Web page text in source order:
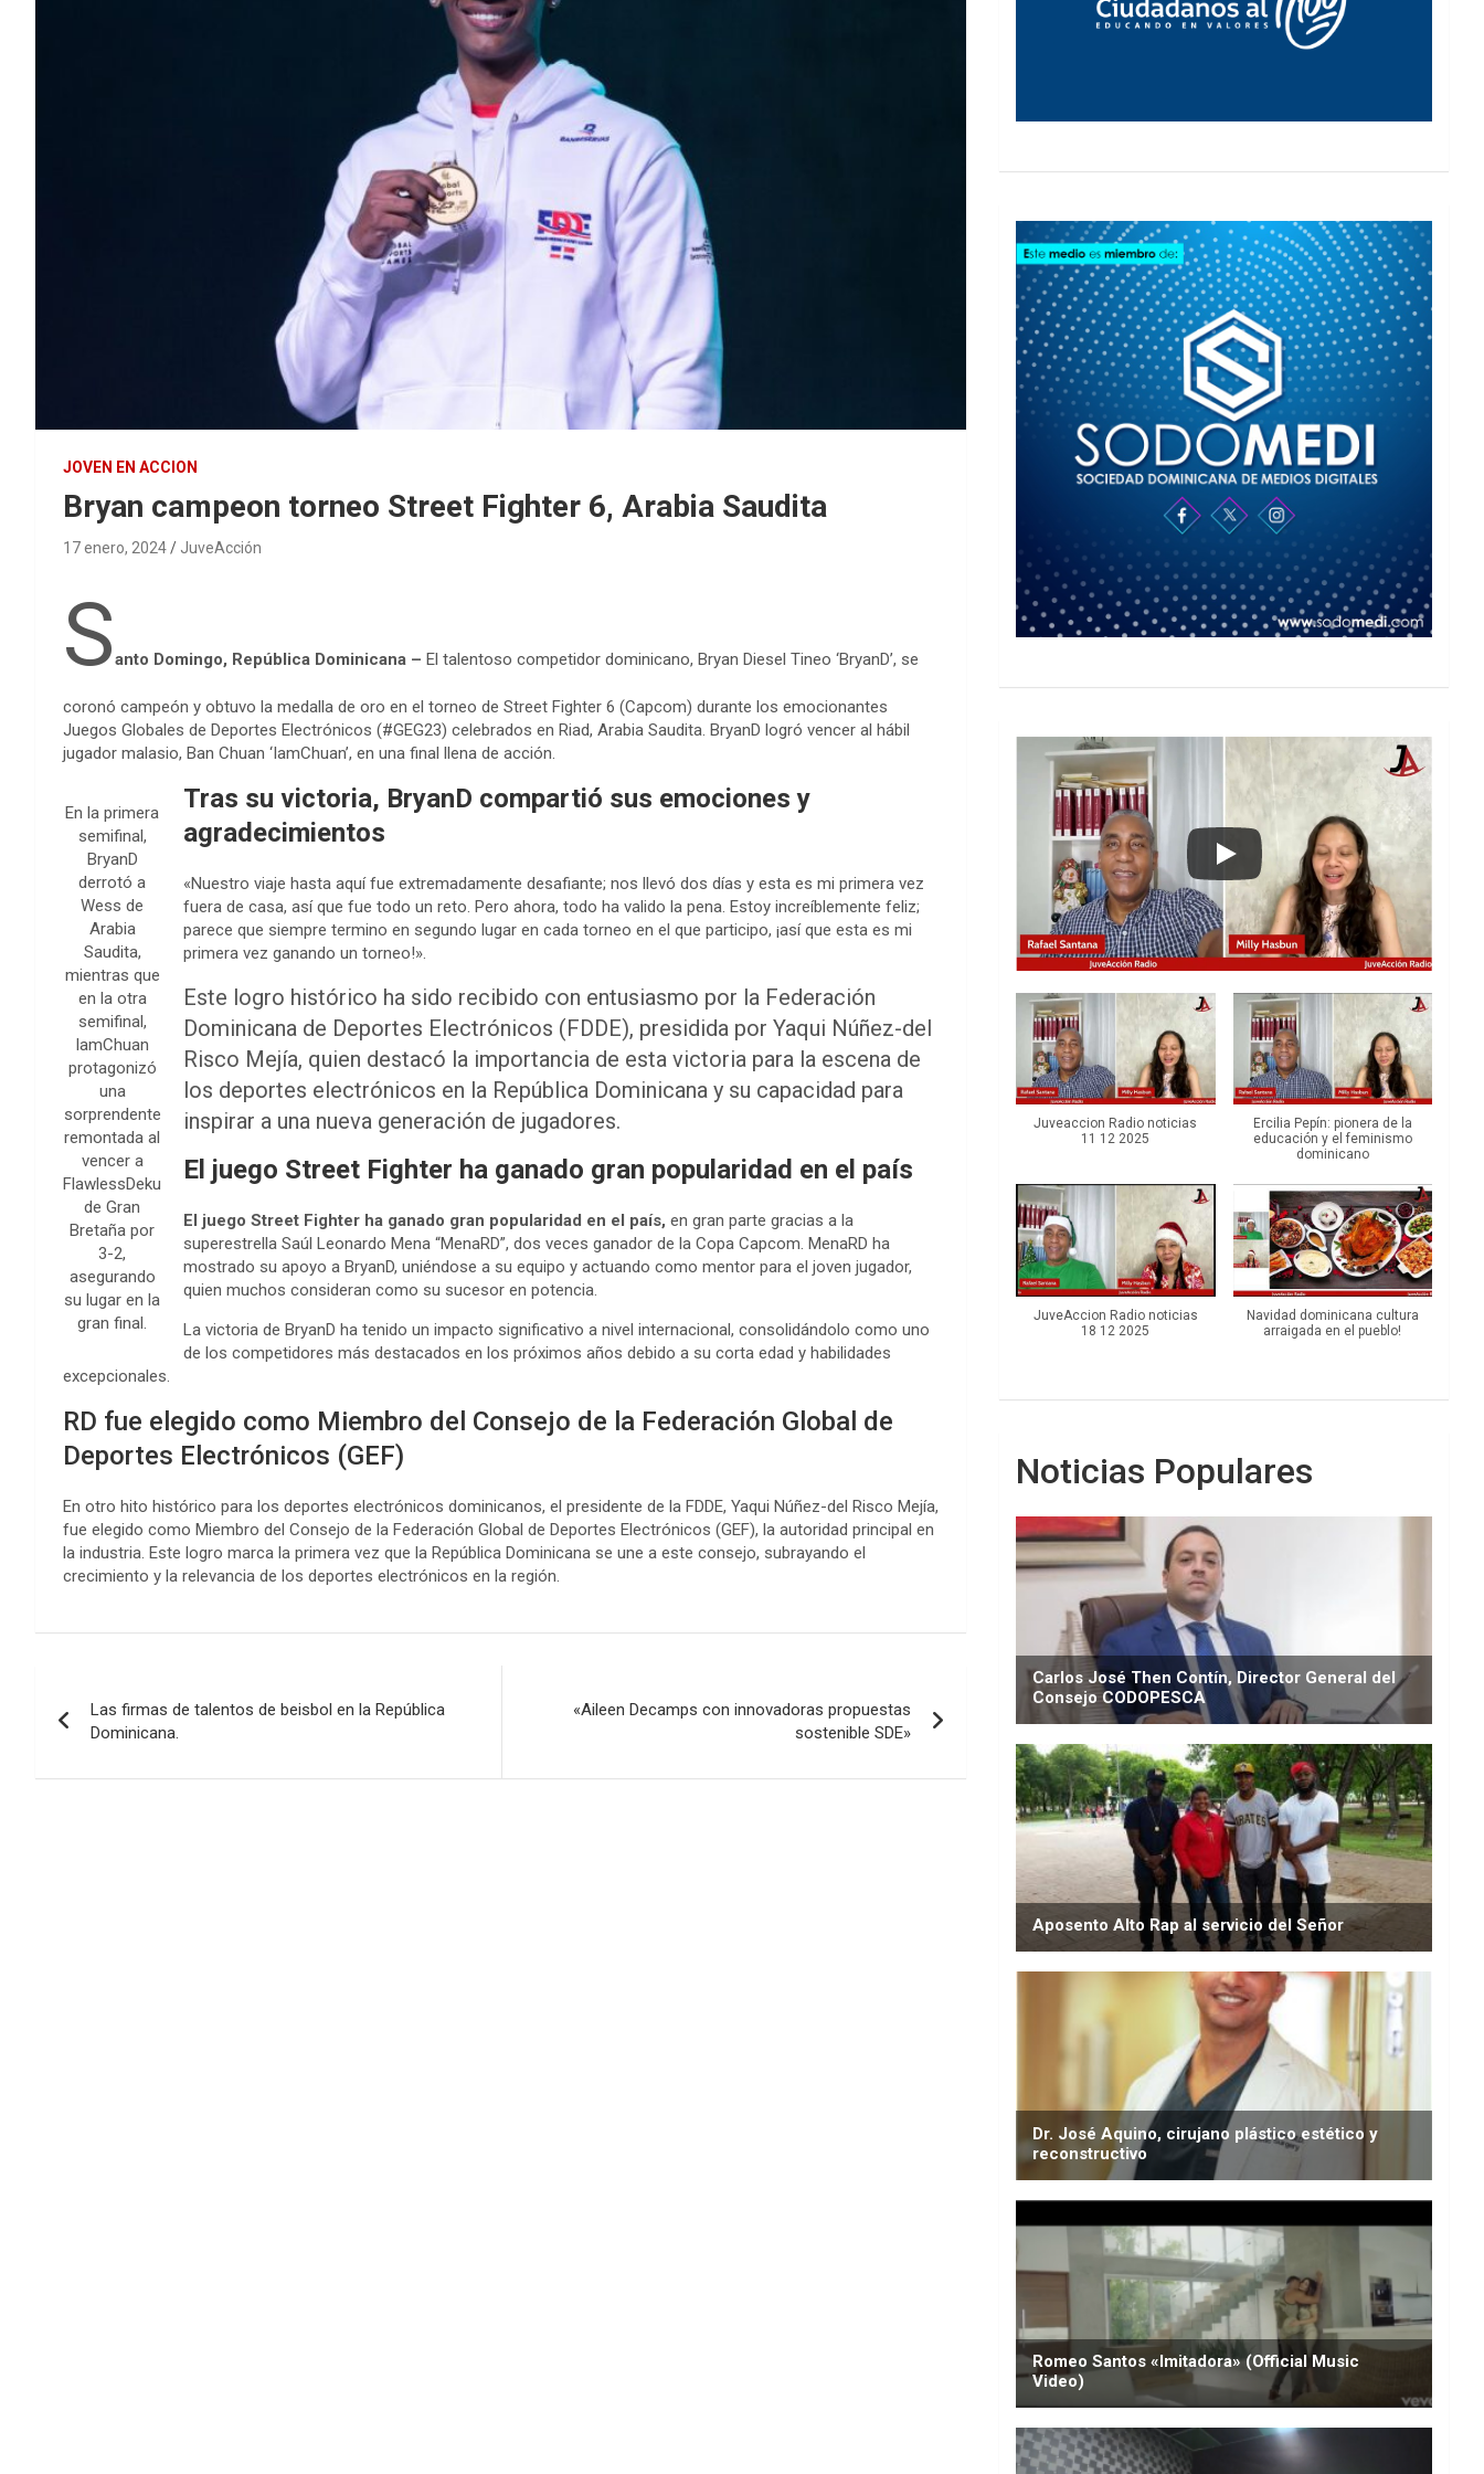
JOVEN EN ACCION
Bryan campeon torneo Street Fighter 6, Arabia Saudita
17 enero, 2024 JuveAcción
Santo Domingo, República Dominicana – El talentoso competidor dominicano, Bryan Diesel Tineo ‘BryanD’, se
coronó campeón y obtuvo la medalla de oro en el torneo de Street Fighter 6 (Capcom) durante los emocionantes
Juegos Globales de Deportes Electrónicos (#GEG23) celebrados en Riad, Arabia Saudita. BryanD logró vencer al hábil
jugador malasio, Ban Chuan ‘IamChuan’, en una final llena de acción.
En la primera
semifinal,
BryanD
derrotó a
Wess de
Arabia
Saudita,
mientras que
en la otra
semifinal,
IamChuan
protagonizó
una
sorprendente
remontada al
vencer a
FlawlessDeku
de Gran
Bretaña por
3-2,
asegurando
su lugar en la
gran final.
Tras su victoria, BryanD compartió sus emociones y
agradecimientos
«Nuestro viaje hasta aquí fue extremadamente desafiante; nos llevó dos días y esta es mi primera vez
fuera de casa, así que fue todo un reto. Pero ahora, todo ha valido la pena. Estoy increíblemente feliz;
parece que siempre termino en segundo lugar en cada torneo en el que participo, ¡así que esta es mi
primera vez ganando un torneo!».
Este logro histórico ha sido recibido con entusiasmo por la Federación
Dominicana de Deportes Electrónicos (FDDE), presidida por Yaqui Núñez-del
Risco Mejía, quien destacó la importancia de esta victoria para la escena de
los deportes electrónicos en la República Dominicana y su capacidad para
inspirar a una nueva generación de jugadores.
El juego Street Fighter ha ganado gran popularidad en el país
El juego Street Fighter ha ganado gran popularidad en el país, en gran parte gracias a la
superestrella Saúl Leonardo Mena “MenaRD”, dos veces ganador de la Copa Capcom. MenaRD ha
mostrado su apoyo a BryanD, uniéndose a su equipo y actuando como mentor para el joven jugador,
quien muchos consideran como su sucesor en potencia.
La victoria de BryanD ha tenido un impacto significativo a nivel internacional, consolidándolo como uno
de los competidores más destacados en los próximos años debido a su corta edad y habilidades
excepcionales.
RD fue elegido como Miembro del Consejo de la Federación Global de
Deportes Electrónicos (GEF)
En otro hito histórico para los deportes electrónicos dominicanos, el presidente de la FDDE, Yaqui Núñez-del Risco Mejía,
fue elegido como Miembro del Consejo de la Federación Global de Deportes Electrónicos (GEF), la autoridad principal en
la industria. Este logro marca la primera vez que la República Dominicana se une a este consejo, subrayando el
crecimiento y la relevancia de los deportes electrónicos en la región.
de
entradas
Las firmas de talentos de beisbol en la República
Dominicana.
«Aileen Decamps con innovadoras propuestas
sostenible SDE»
Juveaccion Radio noticias
11 12 2025
Ercilia Pepín: pionera de la
educación y el feminismo
dominicano
JuveAccion Radio noticias
18 12 2025
Navidad dominicana cultura
arraigada en el pueblo!
Noticias Populares